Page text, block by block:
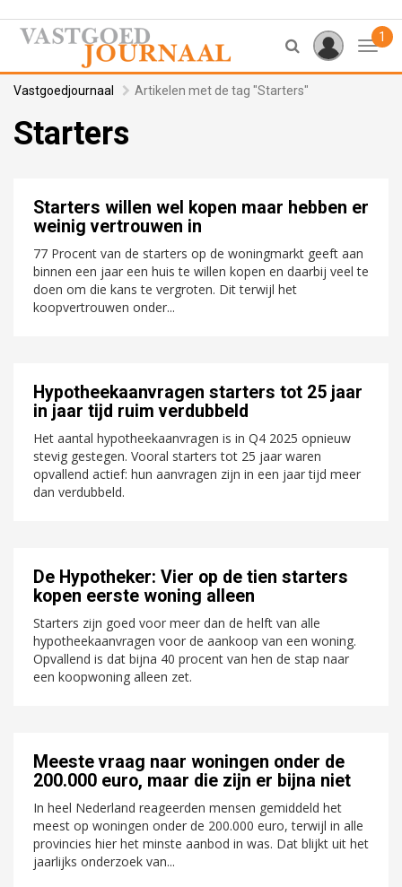
1
Vastgoedjournaal Artikelen met de tag "Starters"
Starters
Starters willen wel kopen maar hebben er
weinig vertrouwen in
77 Procent van de starters op de woningmarkt geeft aan
binnen een jaar een huis te willen kopen en daarbij veel te
doen om die kans te vergroten. Dit terwijl het
koopvertrouwen onder...
Hypotheekaanvragen starters tot 25 jaar
in jaar tijd ruim verdubbeld
Het aantal hypotheekaanvragen is in Q4 2025 opnieuw
stevig gestegen. Vooral starters tot 25 jaar waren
opvallend actief: hun aanvragen zijn in een jaar tijd meer
dan verdubbeld.
De Hypotheker: Vier op de tien starters
kopen eerste woning alleen
Starters zijn goed voor meer dan de helft van alle
hypotheekaanvragen voor de aankoop van een woning.
Opvallend is dat bijna 40 procent van hen de stap naar
een koopwoning alleen zet.
Meeste vraag naar woningen onder de
200.000 euro, maar die zijn er bijna niet
In heel Nederland reageerden mensen gemiddeld het
meest op woningen onder de 200.000 euro, terwijl in alle
provincies hier het minste aanbod in was. Dat blijkt uit het
jaarlijks onderzoek van...